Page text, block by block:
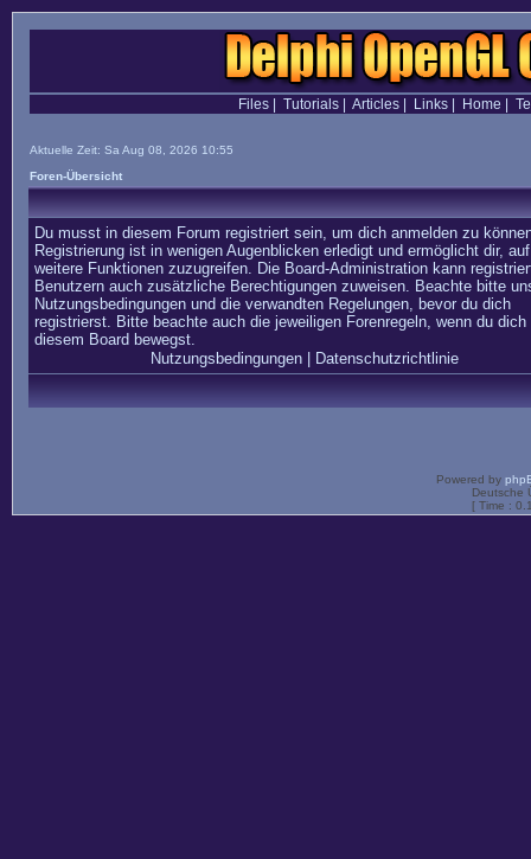
Files| Tutorials| Articles| Links| Home
Aktuelle Zeit: Sa Aug 08, 2026 10:55
Foren-Übersicht
Du musst in diesem Forum registriert sein, um dich anmelden zu
Registrierung ist in wenigen Augenblicken erledigt und ermöglicht dir, auf
weitere Funktionen zuzugreifen. Die Board-Administration kann
Benutzern auch zusätzliche Berechtigungen zuweisen. Beachte bitte
Nutzungsbedingungen und die verwandten Regelungen, bevor du dich
registrierst. Bitte beachte auch die jeweiligen Forenregeln, wenn du dich
diesem Board bewegst.
Nutzungsbedingungen| Datenschutzrichtlinie
Powered by
Deutsche
[ Time :